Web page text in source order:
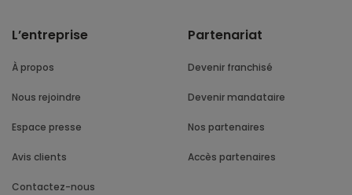
L’entreprise
À propos
Nous rejoindre
Espace presse
Avis clients
Contactez-nous
Partenariat
Devenir franchisé
Devenir mandataire
Nos partenaires
Accès partenaires